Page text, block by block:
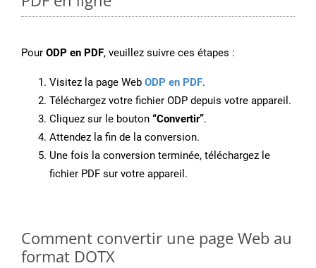
Pour ODP en PDF, veuillez suivre ces étapes :
Visitez la page Web ODP en PDF.
Téléchargez votre fichier ODP depuis votre appareil.
Cliquez sur le bouton “Convertir”.
Attendez la fin de la conversion.
Une fois la conversion terminée, téléchargez le
fichier PDF sur votre appareil.
Comment convertir une page Web au
format DOTX